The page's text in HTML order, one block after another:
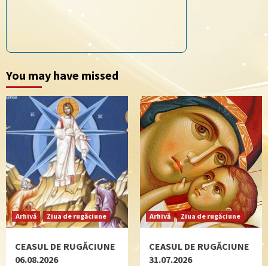
You may have missed
Arhivă Ziua de rugăciune
CEASUL DE RUGĂCIUNE
06.08.2026
Arhivă Ziua de rugăciune
CEASUL DE RUGĂCIUNE
31.07.2026